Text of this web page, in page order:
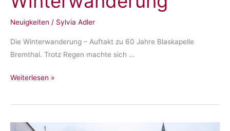
Neuigkeiten / Sylvia Adler
Die Winterwanderung – Auftakt zu 60 Jahre Blaskapelle
Bremthal. Trotz Regen machte sich …
Winterwanderung
Weiterlesen »